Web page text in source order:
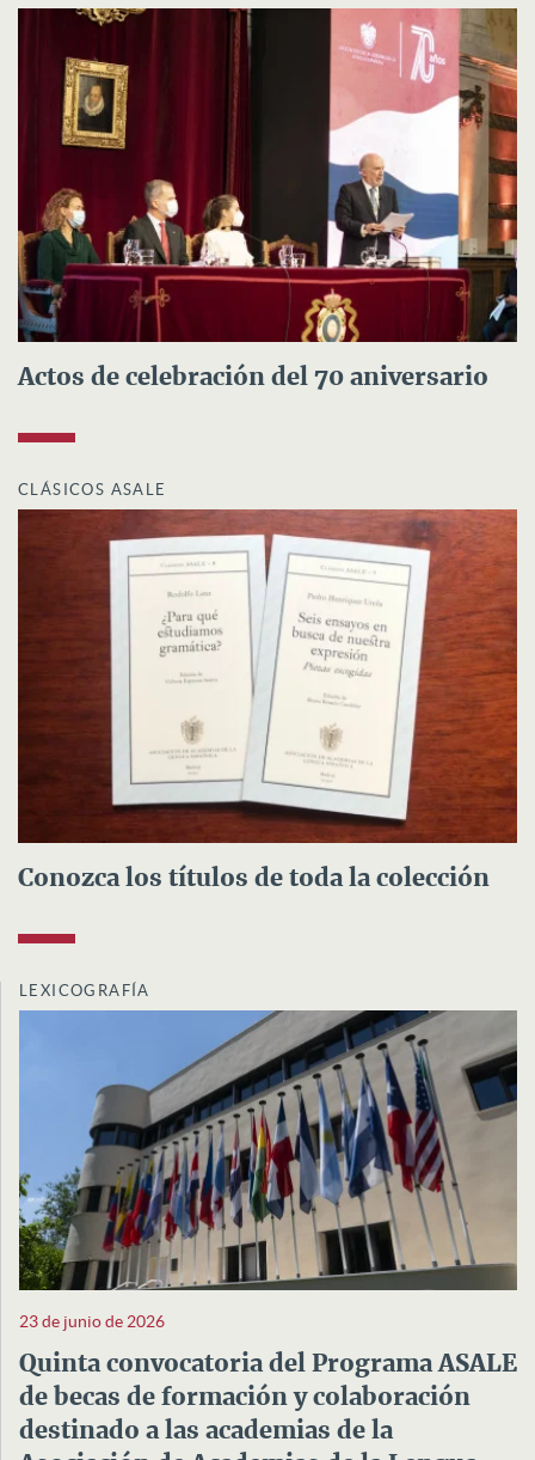
Actos de celebración del 70 aniversario
CLÁSICOS ASALE
Conozca los títulos de toda la colección
LEXICOGRAFÍA
23 de junio de 2026
Quinta convocatoria del Programa ASALE
de becas de formación y colaboración
destinado a las academias de la